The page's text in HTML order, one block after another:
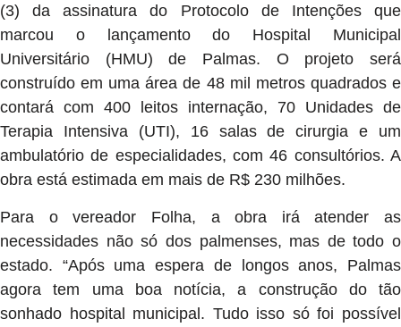
(3) da assinatura do Protocolo de Intenções que
marcou o lançamento do Hospital Municipal
Universitário (HMU) de Palmas. O projeto será
construído em uma área de 48 mil metros quadrados e
contará com 400 leitos internação, 70 Unidades de
Terapia Intensiva (UTI), 16 salas de cirurgia e um
ambulatório de especialidades, com 46 consultórios. A
obra está estimada em mais de R$ 230 milhões.
Para o vereador Folha, a obra irá atender as
necessidades não só dos palmenses, mas de todo o
estado. “Após uma espera de longos anos, Palmas
agora tem uma boa notícia, a construção do tão
sonhado hospital municipal. Tudo isso só foi possível